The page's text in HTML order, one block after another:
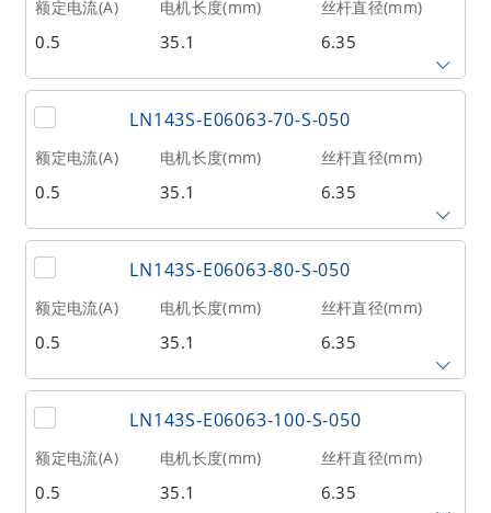
相数 转子惯量(g•cm²) 重量(kg)
2 20 0.21
额定电流(A) 电机长度(mm) 丝杆直径(mm)
0.5 35.1 6.35
丝杆导程(mm) 丝杆长度(mm) 额定推力(N
@300RPM)
相数 转子惯量(g•cm²) 重量(kg)
2 20 0.21
LN143S-E06063-70-S-050
额定电流(A) 电机长度(mm) 丝杆直径(mm)
0.5 35.1 6.35
丝杆导程(mm) 丝杆长度(mm) 额定推力(N
@300RPM)
相数 转子惯量(g•cm²) 重量(kg)
2 20 0.21
LN143S-E06063-80-S-050
额定电流(A) 电机长度(mm) 丝杆直径(mm)
0.5 35.1 6.35
丝杆导程(mm) 丝杆长度(mm) 额定推力(N
@300RPM)
相数 转子惯量(g•cm²) 重量(kg)
LN143S-E06063-100-S-050
额定电流(A) 电机长度(mm) 丝杆直径(mm)
0.5 35.1 6.35